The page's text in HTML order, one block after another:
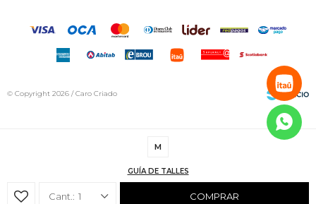
M
GUÍA DE TALLES
1 COMPRAR
© Copyright 2026 / Caro Criado